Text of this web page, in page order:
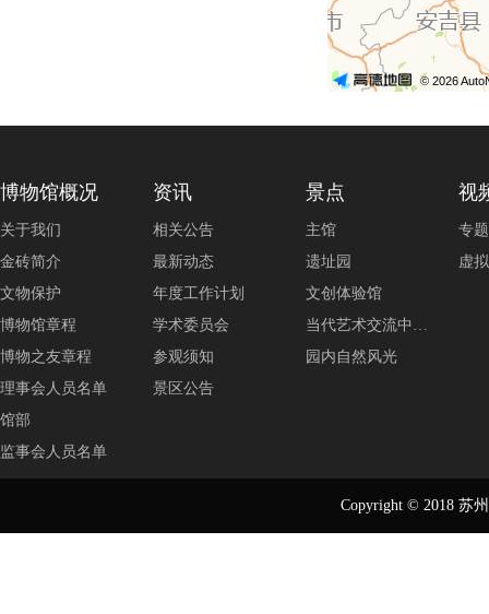
博物馆概况
关于我们
金砖简介
文物保护
博物馆章程
博物之友章程
理事会人员名单
馆部
监事会人员名单
资讯
相关公告
最新动态
年度工作计划
学术委员会
参观须知
景区公告
景点
主馆
遗址园
文创体验馆
当代艺术交流中…
园内自然风光
视
专
虚
Copyright © 2018 苏